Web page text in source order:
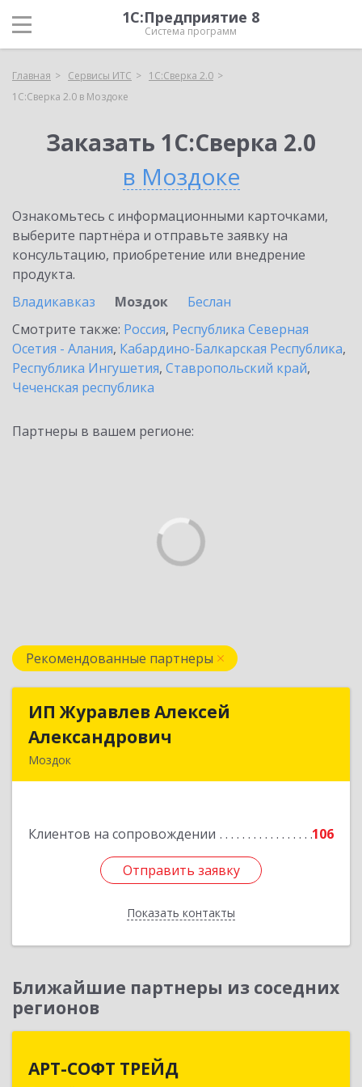
1С:Предприятие 8
Система программ
Главная Сервисы ИТС
1С:Сверка 2.0
1С:Сверка 2.0 в Моздоке
Заказать 1С:Сверка 2.0
в Моздоке
Ознакомьтесь с информационными карточками,
выберите партнёра и отправьте заявку на
консультацию, приобретение или внедрение
продукта.
Владикавказ
Моздок
Беслан
Смотрите также: Россия, Республика Северная
Осетия - Алания, Кабардино-Балкарская Республика,
Республика Ингушетия, Ставропольский край,
Чеченская республика
Партнеры в вашем регионе:
Рекомендованные партнеры
ИП Журавлев Алексей
Александрович
Моздок
Клиентов на сопровождении 106
Отправить заявку
Показать контакты
ИП Журавлев Алексей
Подробнее
Отправить заявку
Назад
Ближайшие партнеры из соседних
регионов
АРТ-СОФТ ТРЕЙД